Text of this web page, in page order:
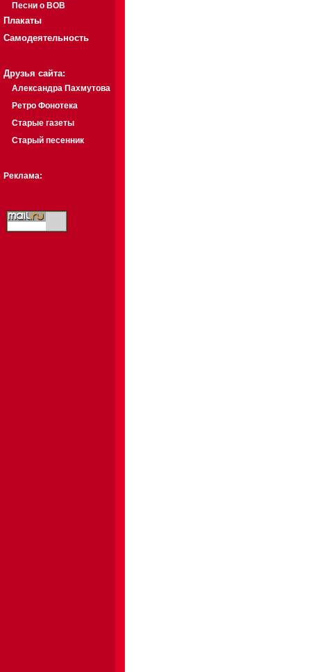
Песни о ВОВ
Плакаты
Самодеятельность
Друзья сайта:
Александра Пахмутова
Ретро Фонотека
Старые газеты
Старый песенник
Реклама: